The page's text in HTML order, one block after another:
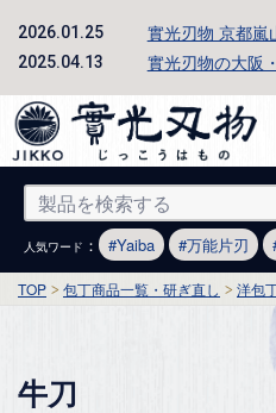
2026.01.25 實光刃物 京都嵐
2025.04.13 實光刃物の大阪
人気ワード ： Yaiba 万能片刃
TOP 包丁商品一覧・研ぎ直し 洋包
牛刀